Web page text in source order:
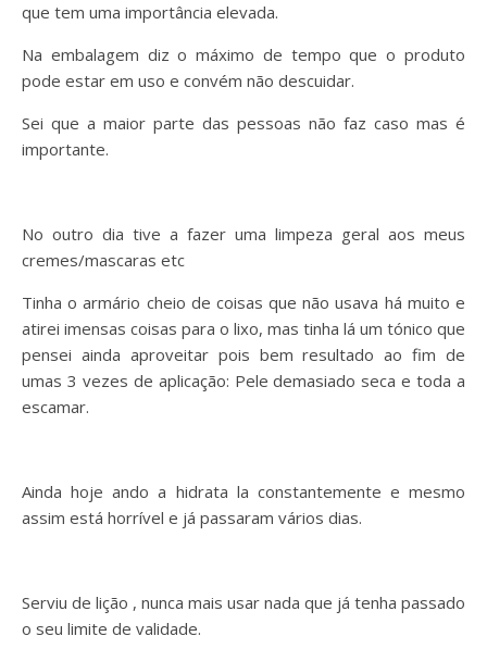
que tem uma importância elevada.
Na embalagem diz o máximo de tempo que o produto
pode estar em uso e convém não descuidar.
Sei que a maior parte das pessoas não faz caso mas é
importante.
No outro dia tive a fazer uma limpeza geral aos meus
cremes/mascaras etc
Tinha o armário cheio de coisas que não usava há muito e
atirei imensas coisas para o lixo, mas tinha lá um tónico que
pensei ainda aproveitar pois bem resultado ao fim de
umas 3 vezes de aplicação: Pele demasiado seca e toda a
escamar.
Ainda hoje ando a hidrata la constantemente e mesmo
assim está horrível e já passaram vários dias.
Serviu de lição , nunca mais usar nada que já tenha passado
o seu limite de validade.